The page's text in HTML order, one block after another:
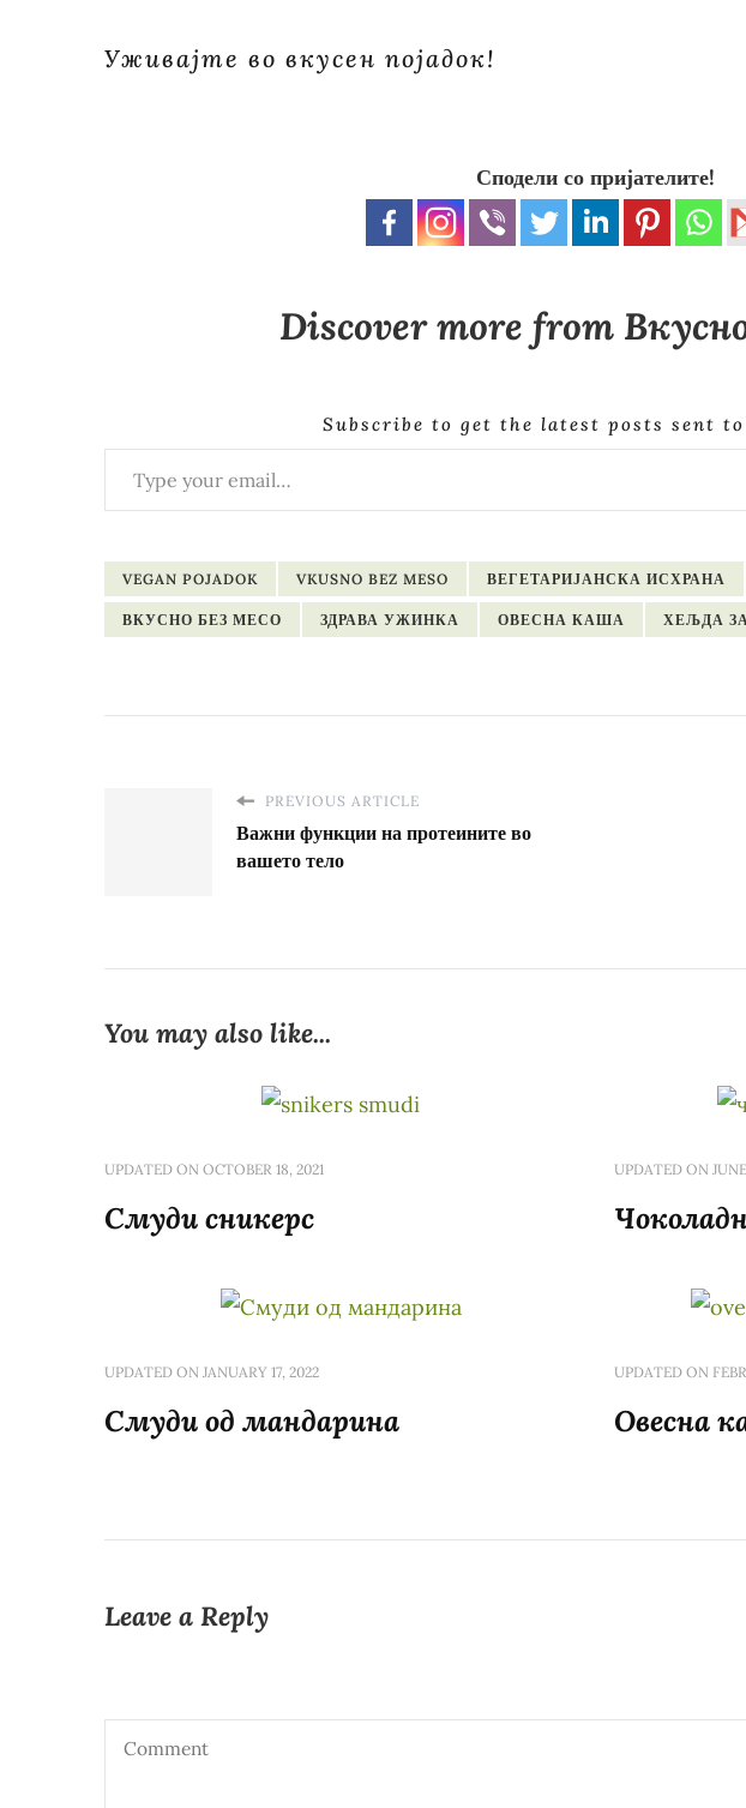
Уживајте во вкусен појадок!
Сподели со пријателите!
Discover more from
Subscribe to get the latest posts sent
Type your email…
VEGAN POJADOK VKUSNO BEZ MESO ВЕГЕТАРИЈАНСКА ИСХРАНА
ВКУСНО БЕЗ МЕСО ЗДРАВА УЖИНКА ОВЕСНА КАША ХЕЉДА
PREVIOUS ARTICLE
Важни функции на протеините во
вашето тело
You may also like...
UPDATED ON OCTOBER 18, 2021
Смуди сникерс
UPDATED ON
UPDATED ON JANUARY 17, 2022
Смуди од мандарина
UPDATED ON
Овесна
Leave a Reply